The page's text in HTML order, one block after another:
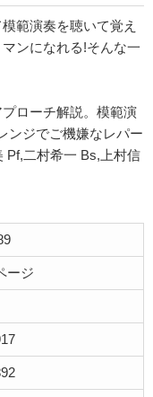
範演奏を聴いて覚え
ンになれる!そんな一
ローチ解説。模範演
ンジでご機嫌なレパー
Pf,二村希一 Bs,上村信
ージ